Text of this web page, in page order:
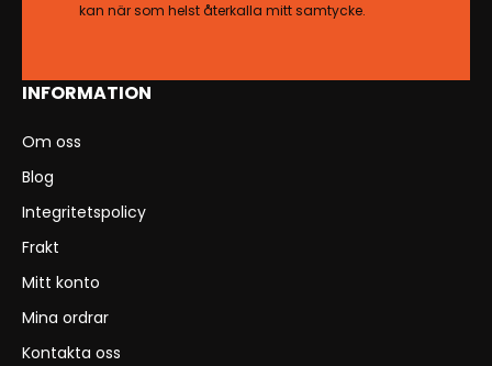
INFORMATION
Om oss
Blog
Integritetspolicy
Frakt
Mitt konto
Mina ordrar
Kontakta oss
kan när som helst återkalla mitt samtycke.